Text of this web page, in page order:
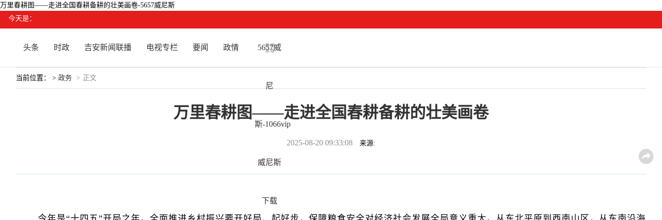
万里春耕图——走进全国春耕备耕的壮美画卷-5657威尼斯
今天是：
头条 时政 吉安新闻联播 电视专栏 要闻 政情 5657威
尼
斯-1066vip
威尼斯
下载
当前位置： > 政务 > 正文
万里春耕图——走进全国春耕备耕的壮美画卷
2025-08-20 09:33:08 来源: